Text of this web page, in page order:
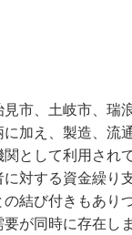
市、土岐市、瑞
に加え、製造、流
として利用され
対する資金繰り
結び付きもあり
が同時に存在し